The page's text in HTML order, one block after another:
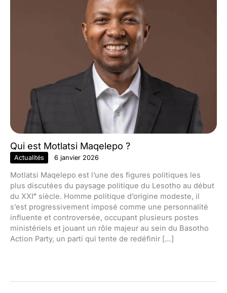
Qui est Motlatsi Maqelepo ?
Actualités 6 janvier 2026
Motlatsi Maqelepo est l’une des figures politiques les
plus discutées du paysage politique du Lesotho au début
du XXIᵉ siècle. Homme politique d’origine modeste, il
s’est progressivement imposé comme une personnalité
influente et controversée, occupant plusieurs postes
ministériels et jouant un rôle majeur au sein du Basotho
Action Party, un parti qui tente de redéfinir […]